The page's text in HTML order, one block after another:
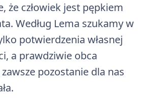
że człowiek jest pępkiem
Według Lema szukamy w
potwierdzenia własnej
a prawdziwie obca
pozostanie dla nas